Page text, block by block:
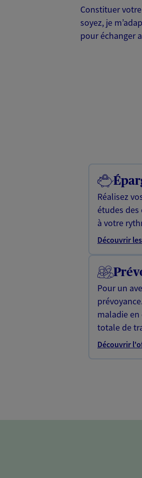
Constituer
soyez, je
pour échanger
Réalisez
études
à votre
Découvrir
Pour un
maladie
totale de
Découvrir